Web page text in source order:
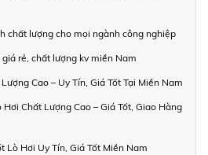
chất lượng cho mọi ngành công nghiệp
rẻ, chất lượng kv miền Nam
Cao – Uy Tín, Giá Tốt Tại Miền Nam
Chất Lượng Cao – Giá Tốt, Giao Hàng
Lò Hơi Uy Tín, Giá Tốt Miền Nam